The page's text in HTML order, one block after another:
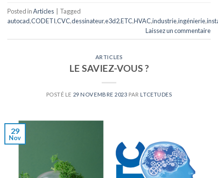
Posted inArticles
Tagged
autocad,CODETI,CVC,dessinateur,e3d2,ETC,HVAC,industrie,ingénierie,
Laissez un commentaire
ARTICLES
LE SAVIEZ-VOUS ?
POSTÉ LE 29 NOVEMBRE 2023 PAR LTCETUDES
29
Nov